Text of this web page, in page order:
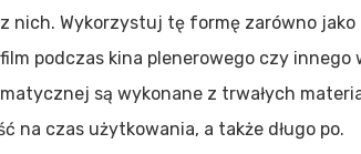
nich. Wykorzystuj tę formę zarówno
podczas kina plenerowego czy
są wykonane z trwałych
na czas użytkowania, a także długo po.